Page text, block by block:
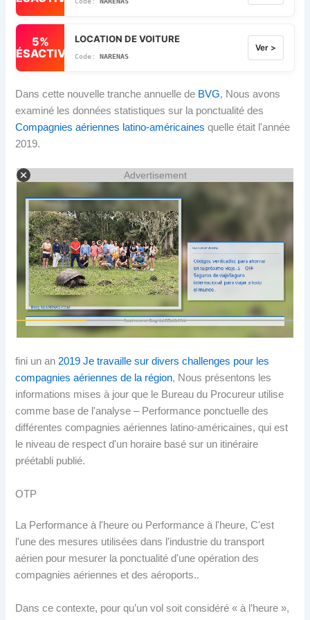
5%
DÉSACTIVÉ
LOCATION DE VOITURE
NARENAS
Ver >
Dans cette nouvelle tranche annuelle de BVG, Nous avons
examiné les données statistiques sur la ponctualité des
Compagnies aériennes latino-américaines quelle était l'année
2019.
Advertisement
fini un an 2019 Je travaille sur divers challenges pour les
compagnies aériennes de la région, Nous présentons les
informations mises à jour que le Bureau du Procureur utilise
comme base de l'analyse – Performance ponctuelle des
différentes compagnies aériennes latino-américaines, qui est
le niveau de respect d'un horaire basé sur un itinéraire
préétabli publié.
OTP
La Performance à l'heure ou Performance à l'heure, C'est
l'une des mesures utilisées dans l'industrie du transport
aérien pour mesurer la ponctualité d'une opération des
compagnies aériennes et des aéroports..
Dans ce contexte, pour qu’un vol soit considéré « à l’heure »,